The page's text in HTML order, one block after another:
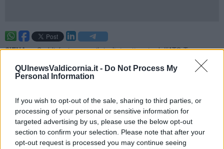
QUInewsValdicornia.it - Do Not Process My
Personal Information
If you wish to opt-out of the sale, sharing to third parties, or
processing of your personal or sensitive information for
targeted advertising by us, please use the below opt-out
section to confirm your selection. Please note that after your
opt-out request is processed you may continue seeing
SIENA —Soddisfazione per il risultato ottenuto dall’ATO Toscana
Sud nell’ambito dell’Avviso pubblico emesso dalla Regione Toscana
a Giugno 2025 per la selezione di interventi da cofinanziare
attraverso il programma PR FESR 2021-2027 (Azione 2.6.1.1
Tutti i 12 progetti candidati dall'Autorità di Ambito sono stati
giudicati ammissibili, e per 8 di essi è stato già concesso il
finanziamento immediato, per un contributo totale di circa13,1
milioni di euro.